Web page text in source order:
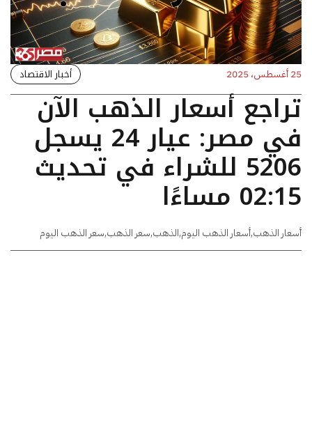
25 أغسطس، 2025 أخبار الاقتصاد
تراجع أسعار الذهب الآن
في مصر: عيار 24 يسجل
5206 للشراء في تحديث
02:15 مساءًا
أسعار الذهب,أسعار الذهب اليوم,الذهب,سعر الذهب,سعر الذهب اليوم